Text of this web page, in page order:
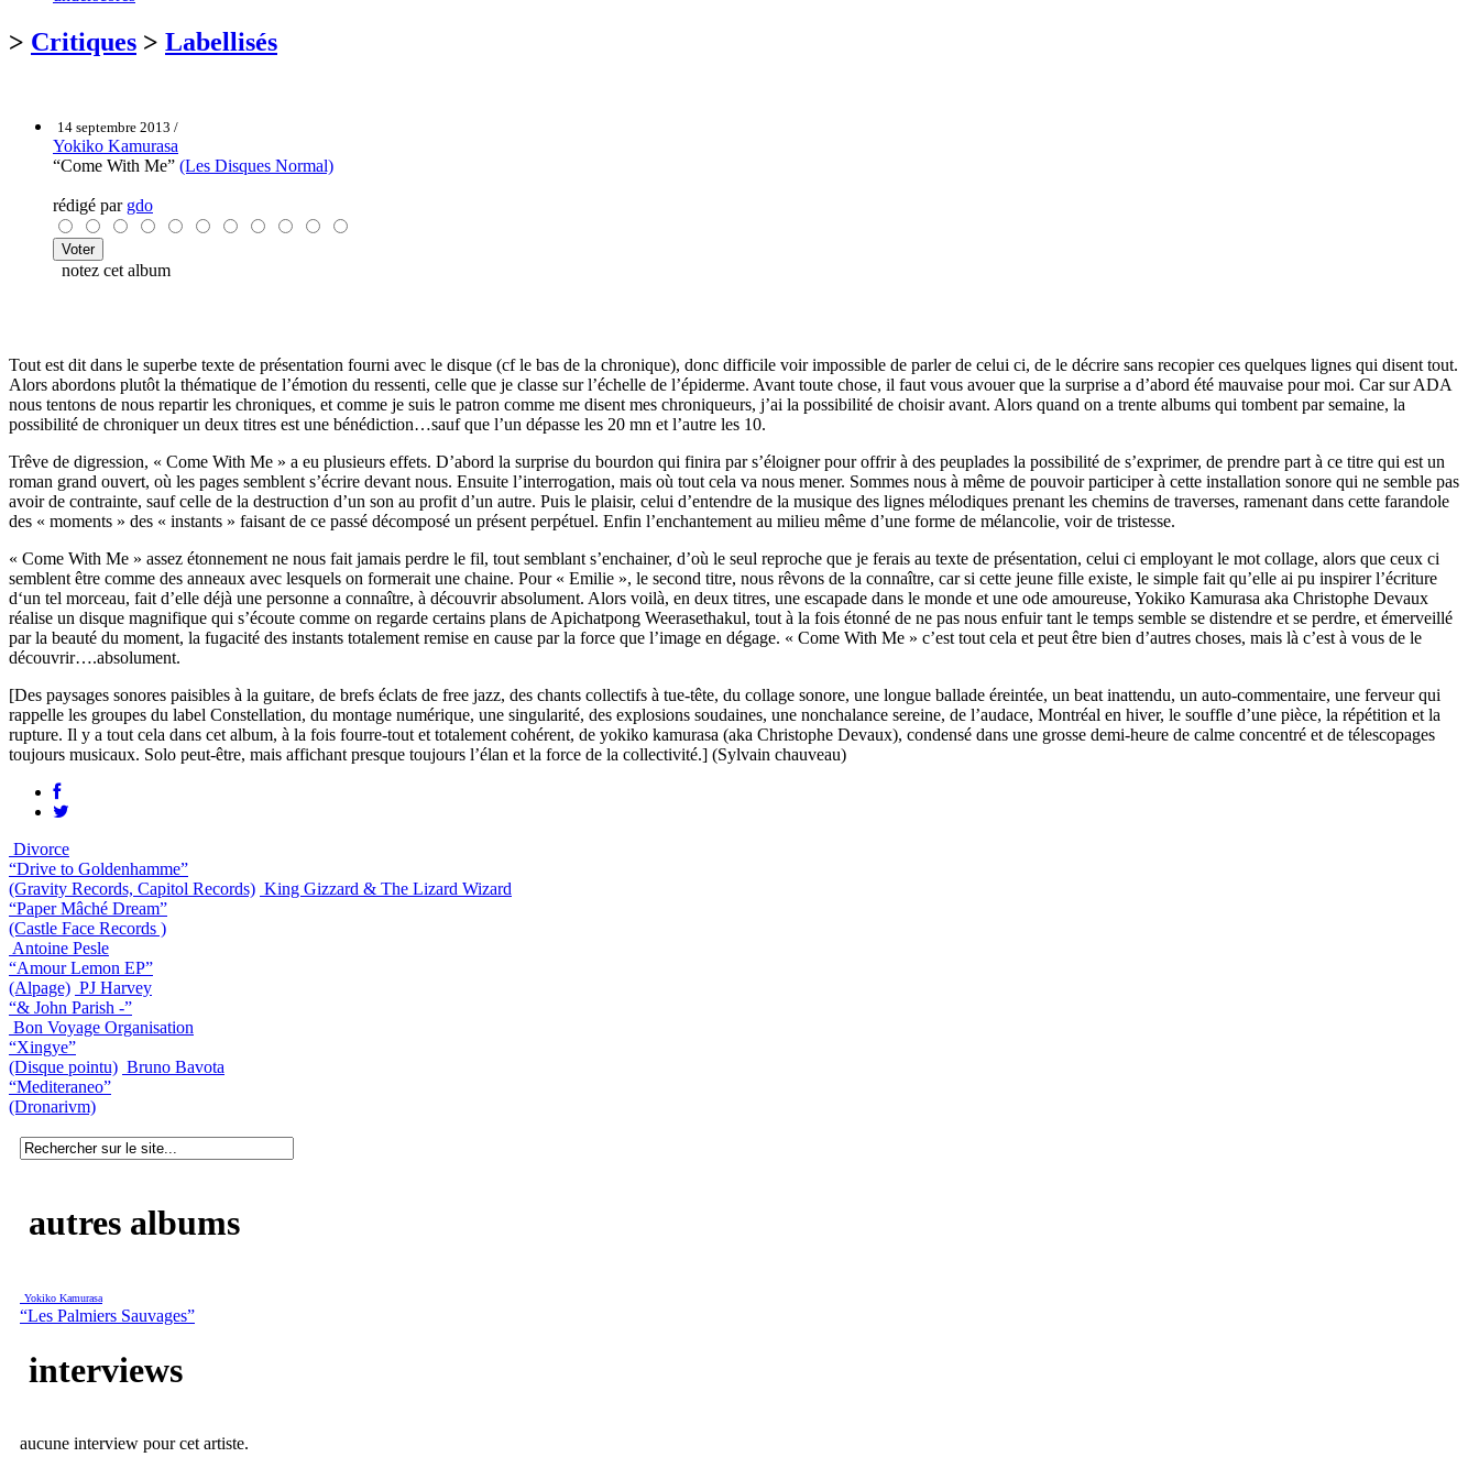
> Critiques > Labellisés
14 septembre 2013 /
Yokiko Kamurasa
“Come With Me” (Les Disques Normal)
rédigé par gdo
notez cet album
Tout est dit dans le superbe texte de présentation fourni avec le disque (cf le bas de la chronique), donc difficile voir impossible de parler de celui ci, de le décrire sans recopier ces quelques lignes qui disent tout.
Alors abordons plutôt la thématique de l’émotion du ressenti, celle que je classe sur l’échelle de l’épiderme. Avant toute chose, il faut vous avouer que la surprise a d’abord été mauvaise pour moi. Car sur ADA
nous tentons de nous repartir les chroniques, et comme je suis le patron comme me disent mes chroniqueurs, j’ai la possibilité de choisir avant. Alors quand on a trente albums qui tombent par semaine, la
possibilité de chroniquer un deux titres est une bénédiction…sauf que l’un dépasse les 20 mn et l’autre les 10.
Trêve de digression, « Come With Me » a eu plusieurs effets. D’abord la surprise du bourdon qui finira par s’éloigner pour offrir à des peuplades la possibilité de s’exprimer, de prendre part à ce titre qui est un
roman grand ouvert, où les pages semblent s’écrire devant nous. Ensuite l’interrogation, mais où tout cela va nous mener. Sommes nous à même de pouvoir participer à cette installation sonore qui ne semble pas
avoir de contrainte, sauf celle de la destruction d’un son au profit d’un autre. Puis le plaisir, celui d’entendre de la musique des lignes mélodiques prenant les chemins de traverses, ramenant dans cette farandole
des « moments » des « instants » faisant de ce passé décomposé un présent perpétuel. Enfin l’enchantement au milieu même d’une forme de mélancolie, voir de tristesse.
« Come With Me » assez étonnement ne nous fait jamais perdre le fil, tout semblant s’enchainer, d’où le seul reproche que je ferais au texte de présentation, celui ci employant le mot collage, alors que ceux ci
semblent être comme des anneaux avec lesquels on formerait une chaine. Pour « Emilie », le second titre, nous rêvons de la connaître, car si cette jeune fille existe, le simple fait qu’elle ai pu inspirer l’écriture
d‘un tel morceau, fait d’elle déjà une personne a connaître, à découvrir absolument. Alors voilà, en deux titres, une escapade dans le monde et une ode amoureuse, Yokiko Kamurasa aka Christophe Devaux
réalise un disque magnifique qui s’écoute comme on regarde certains plans de Apichatpong Weerasethakul, tout à la fois étonné de ne pas nous enfuir tant le temps semble se distendre et se perdre, et émerveillé
par la beauté du moment, la fugacité des instants totalement remise en cause par la force que l’image en dégage. « Come With Me » c’est tout cela et peut être bien d’autres choses, mais là c’est à vous de le
découvrir….absolument.
[Des paysages sonores paisibles à la guitare, de brefs éclats de free jazz, des chants collectifs à tue-tête, du collage sonore, une longue ballade éreintée, un beat inattendu, un auto-commentaire, une ferveur qui
rappelle les groupes du label Constellation, du montage numérique, une singularité, des explosions soudaines, une nonchalance sereine, de l’audace, Montréal en hiver, le souffle d’une pièce, la répétition et la
rupture. Il y a tout cela dans cet album, à la fois fourre-tout et totalement cohérent, de yokiko kamurasa (aka Christophe Devaux), condensé dans une grosse demi-heure de calme concentré et de télescopages
toujours musicaux. Solo peut-être, mais affichant presque toujours l’élan et la force de la collectivité.] (Sylvain chauveau)
Divorce
“Drive to Goldenhamme”
(Gravity Records, Capitol Records) King Gizzard & The Lizard Wizard
“Paper Mâché Dream”
(Castle Face Records )
Antoine Pesle
“Amour Lemon EP”
(Alpage) PJ Harvey
“& John Parish -”
Bon Voyage Organisation
“Xingye”
(Disque pointu) Bruno Bavota
“Mediteraneo”
(Dronarivm)
autres albums
Yokiko Kamurasa
“Les Palmiers Sauvages”
interviews
aucune interview pour cet artiste.